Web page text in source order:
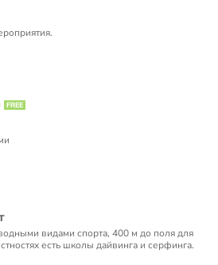
видами спорта, 400 м до поля для
есть школы дайвинга и серфинга.